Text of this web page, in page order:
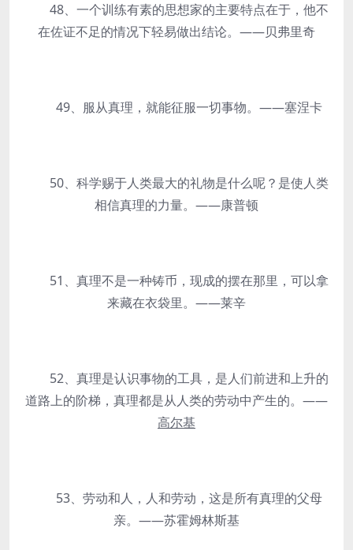
48、一个训练有素的思想家的主要特点在于，他不
在佐证不足的情况下轻易做出结论。——贝弗里奇
49、服从真理，就能征服一切事物。——塞涅卡
50、科学赐于人类最大的礼物是什么呢？是使人类
相信真理的力量。——康普顿
51、真理不是一种铸币，现成的摆在那里，可以拿
来藏在衣袋里。——莱辛
52、真理是认识事物的工具，是人们前进和上升的
道路上的阶梯，真理都是从人类的劳动中产生的。——
高尔基
53、劳动和人，人和劳动，这是所有真理的父母
亲。——苏霍姆林斯基